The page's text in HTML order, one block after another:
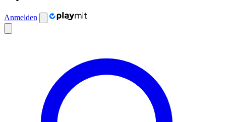
Anmelden